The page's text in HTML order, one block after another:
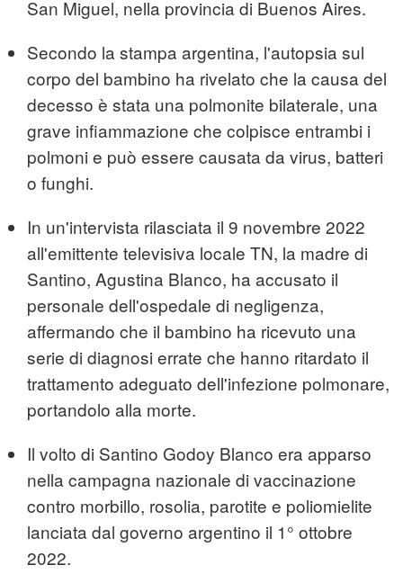
San Miguel, nella provincia di Buenos Aires.
Secondo la stampa argentina, l'autopsia sul
corpo del bambino ha rivelato che la causa del
decesso è stata una polmonite bilaterale, una
grave infiammazione che colpisce entrambi i
polmoni e può essere causata da virus, batteri
o funghi.
In un'intervista rilasciata il 9 novembre 2022
all'emittente televisiva locale TN, la madre di
Santino, Agustina Blanco, ha accusato il
personale dell'ospedale di negligenza,
affermando che il bambino ha ricevuto una
serie di diagnosi errate che hanno ritardato il
trattamento adeguato dell'infezione polmonare,
portandolo alla morte.
Il volto di Santino Godoy Blanco era apparso
nella campagna nazionale di vaccinazione
contro morbillo, rosolia, parotite e poliomielite
lanciata dal governo argentino il 1° ottobre
2022.